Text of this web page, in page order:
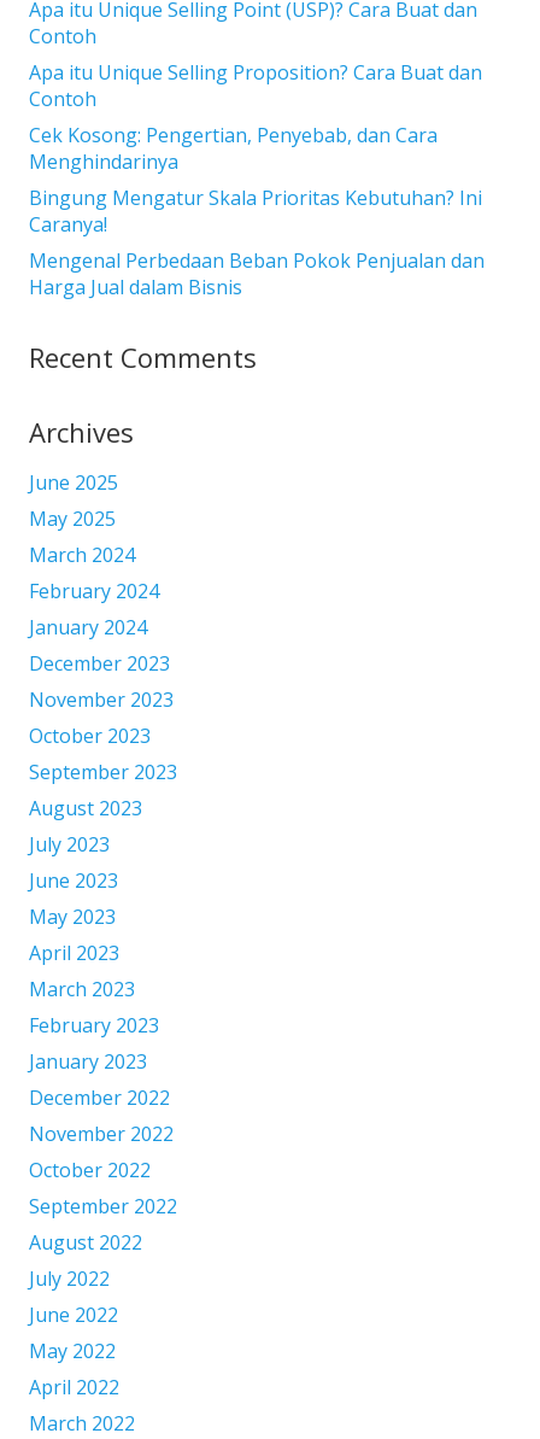
Apa itu Unique Selling Point (USP)? Cara Buat dan
Contoh
Apa itu Unique Selling Proposition? Cara Buat dan
Contoh
Cek Kosong: Pengertian, Penyebab, dan Cara
Menghindarinya
Bingung Mengatur Skala Prioritas Kebutuhan? Ini
Caranya!
Mengenal Perbedaan Beban Pokok Penjualan dan
Harga Jual dalam Bisnis
Recent Comments
Archives
June 2025
May 2025
March 2024
February 2024
January 2024
December 2023
November 2023
October 2023
September 2023
August 2023
July 2023
June 2023
May 2023
April 2023
March 2023
February 2023
January 2023
December 2022
November 2022
October 2022
September 2022
August 2022
July 2022
June 2022
May 2022
April 2022
March 2022